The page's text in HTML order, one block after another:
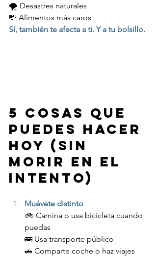
🌪 Desastres naturales
💸 Alimentos más caros
Sí, también te afecta a ti. Y a tu bolsillo.
5 cosas que
puedes hacer
hoy (sin
morir en el
intento)
Muévete distinto
🚲 Camina o usa bicicleta cuando
puedas
🚌 Usa transporte público
🚗 Comparte coche o haz viajes